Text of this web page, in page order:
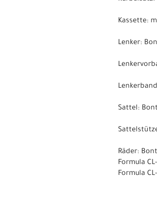
Kassette:
Lenker:
Sattel:
Räder:
Formula
Formula